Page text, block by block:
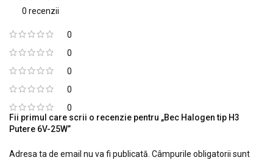
0 recenzii
0
0
0
0
0
Fii primul care scrii o recenzie pentru „Bec Halogen tip H3
Putere 6V-25W”
Adresa ta de email nu va fi publicată. Câmpurile obligatorii sunt